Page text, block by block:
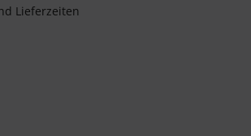
Lieferzeiten